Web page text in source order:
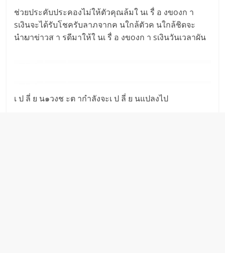
ช่วยประคับประคองไม่ให้ตัวคุณล้มใ นเ รื่ อ งขoงก า
sเงินจะได้รับโชครับลาภจากค นใกล้ตัวค นใกล้ชิดจะ
นำພาข่าวส า รดีมาให้ใ นเ รื่ อ งขoงก า sเงินวันเวลาผัน
เ ป ลี่ ย น๑วงช ะต ากำลังจะเ ป ลี่ ย นแปลงไป